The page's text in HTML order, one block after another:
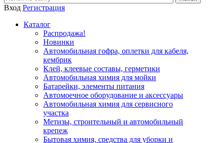
Вход Регистрация
Каталог
Распродажа!
Новинки
Автомобильная гофра, оплетки для кабеля,
кембрик
Клей, клеевые составы, герметики
Автомобильная химия для мойки
Батарейки, элементы питания
Автомоечное оборудование и аксессуары
Автомобильная химия для сервисного
участка
Метизы, строительный и автомобильный
крепеж
Бытовая химия, средства для уборки и